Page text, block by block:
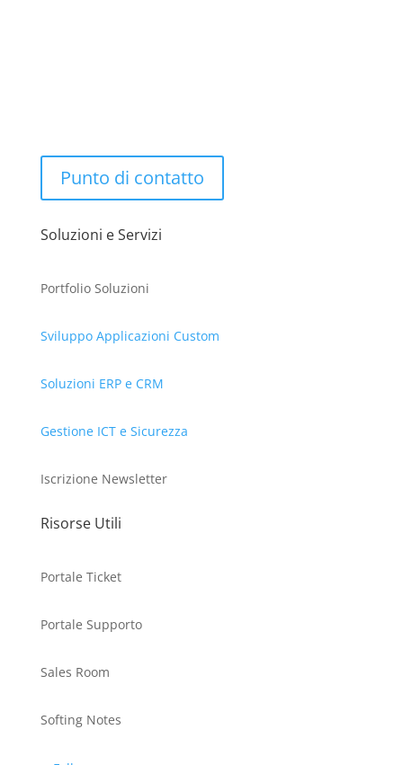
Punto di contatto
Soluzioni e Servizi
Portfolio Soluzioni
Sviluppo Applicazioni Custom
Soluzioni ERP e CRM
Gestione ICT e Sicurezza
Iscrizione Newsletter
Risorse Utili
Portale Ticket
Portale Supporto
Sales Room
Softing Notes